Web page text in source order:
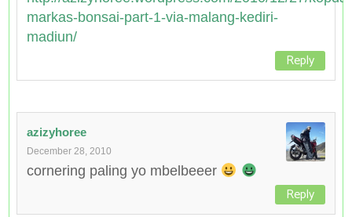
markas-bonsai-part-1-via-malang-kediri-
madiun/
Reply
azizyhoree
December 28, 2010
cornering paling yo mbelbeeer
Reply